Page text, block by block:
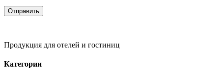
Продукция для отелей и гостиниц
Категории